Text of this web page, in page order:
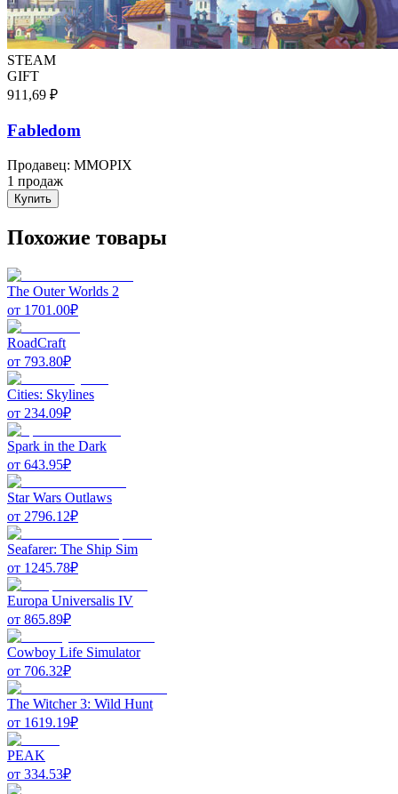
STEAM
GIFT
911,69 ₽
Fabledom
Продавец: MMOPIX
1 продаж
Купить
Похожие товары
The Outer Worlds 2
от 1701.00₽
RoadCraft
от 793.80₽
Cities: Skylines
от 234.09₽
Spark in the Dark
от 643.95₽
Star Wars Outlaws
от 2796.12₽
Seafarer: The Ship Sim
от 1245.78₽
Europa Universalis IV
от 865.89₽
Cowboy Life Simulator
от 706.32₽
The Witcher 3: Wild Hunt
от 1619.19₽
PEAK
от 334.53₽